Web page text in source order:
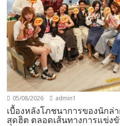
05/08/2026 admin1
เบื้องหลังโภชนาการของนักล่
สุดฮิต ตลอดเส้นทางการแข่งขั